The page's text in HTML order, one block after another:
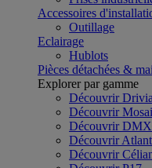
Accessoires
Outillage
Eclairage
Hublots
Pièces détachées &
Explorer par gamme
Découvrir Drivia
Découvrir
Découvrir
Découvrir
Découvrir